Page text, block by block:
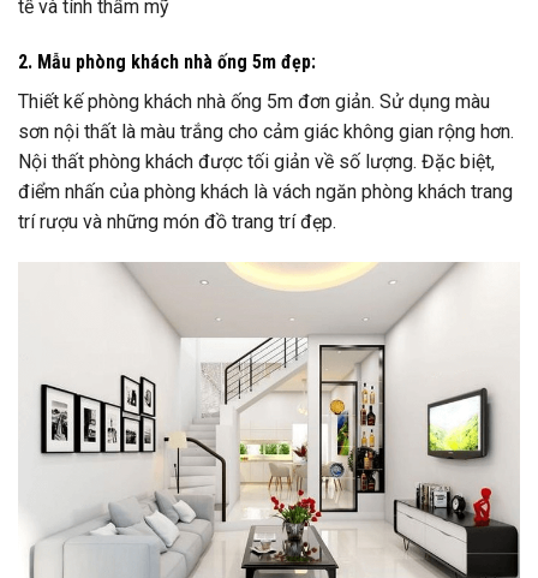
tế và tính thẩm mỹ
2. Mẫu phòng khách nhà ống 5m đẹp:
Thiết kế phòng khách nhà ống 5m đơn giản. Sử dụng màu
sơn nội thất là màu trắng cho cảm giác không gian rộng hơn.
Nội thất phòng khách được tối giản về số lượng. Đặc biệt,
điểm nhấn của phòng khách là vách ngăn phòng khách trang
trí rượu và những món đồ trang trí đẹp.